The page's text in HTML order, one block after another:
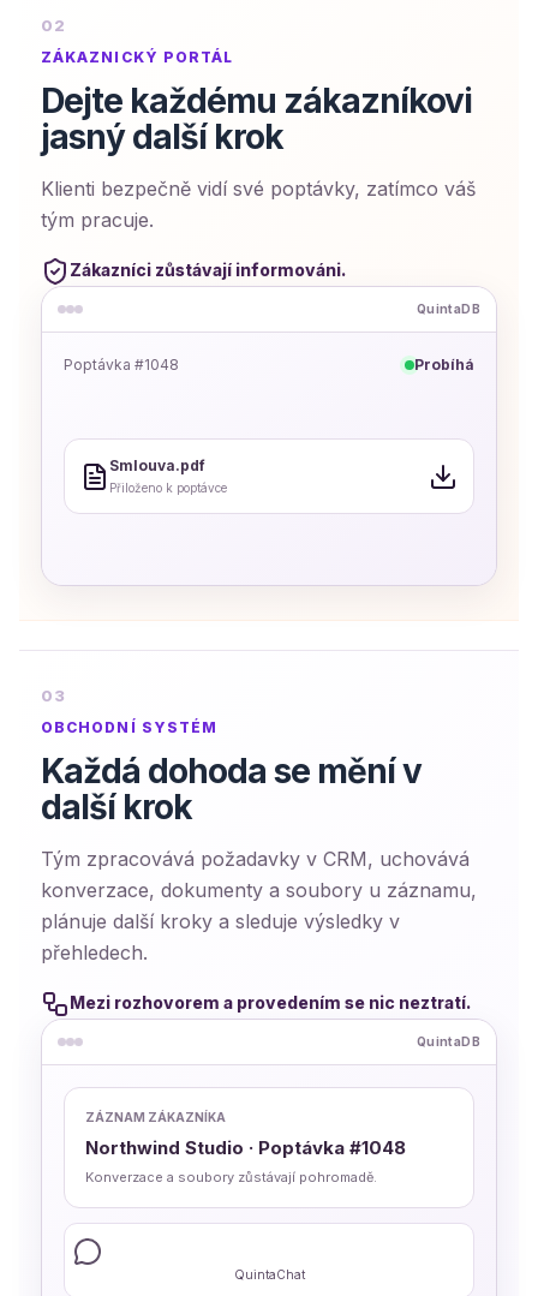
02
ZÁKAZNICKÝ PORTÁL
Dejte každému zákazníkovi
jasný další krok
Klienti bezpečně vidí své poptávky, zatímco váš
tým pracuje.
Zákazníci zůstávají informováni.
QuintaDB
Poptávka #1048 Probíhá
Smlouva.pdf
Přiloženo k poptávce
03
OBCHODNÍ SYSTÉM
Každá dohoda se mění v
další krok
Tým zpracovává požadavky v CRM, uchovává
konverzace, dokumenty a soubory u záznamu,
plánuje další kroky a sleduje výsledky v
přehledech.
Mezi rozhovorem a provedením se nic neztratí.
QuintaDB
ZÁZNAM ZÁKAZNÍKA
Northwind Studio · Poptávka #1048
Konverzace a soubory zůstávají pohromadě.
QuintaChat